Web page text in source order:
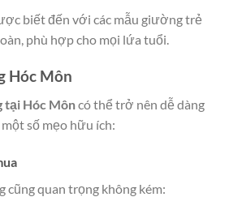
biết đến với các mẫu giường trẻ
phù hợp cho mọi lứa tuổi.
Hóc Môn
tại Hóc Môncó thể trở nên dễ dàng
số mẹo hữu ích:
quan trọng không kém: